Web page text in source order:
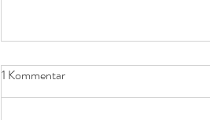
1 Kommentar